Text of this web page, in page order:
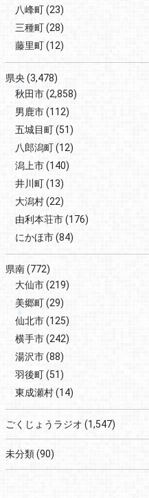
八峰町(23)
三種町(28)
藤里町(12)
県央(3,478)
秋田市(2,858)
男鹿市(112)
五城目町(51)
八郎潟町(12)
潟上市(140)
井川町(13)
大潟村(22)
由利本荘市(176)
にかほ市(84)
県南(772)
大仙市(219)
美郷町(29)
仙北市(125)
横手市(242)
湯沢市(88)
羽後町(51)
東成瀬村(14)
ごくじょうラジオ (1,547)
未分類(90)